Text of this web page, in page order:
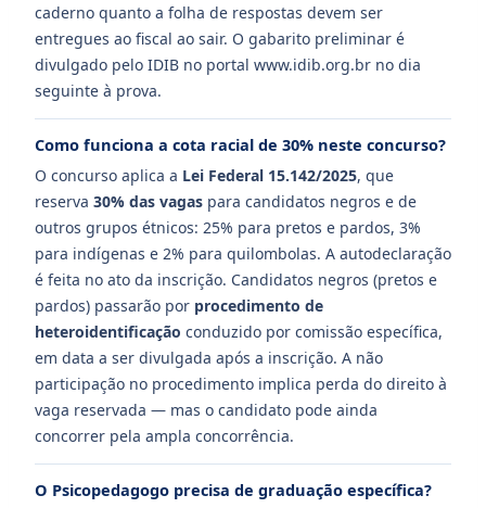
caderno quanto a folha de respostas devem ser
entregues ao fiscal ao sair. O gabarito preliminar é
divulgado pelo IDIB no portal www.idib.org.br no dia
seguinte à prova.
Como funciona a cota racial de 30% neste concurso?
O concurso aplica a Lei Federal 15.142/2025, que
reserva 30% das vagas para candidatos negros e de
outros grupos étnicos: 25% para pretos e pardos, 3%
para indígenas e 2% para quilombolas. A autodeclaração
é feita no ato da inscrição. Candidatos negros (pretos e
pardos) passarão por procedimento de
heteroidentificação conduzido por comissão específica,
em data a ser divulgada após a inscrição. A não
participação no procedimento implica perda do direito à
vaga reservada — mas o candidato pode ainda
concorrer pela ampla concorrência.
O Psicopedagogo precisa de graduação específica?